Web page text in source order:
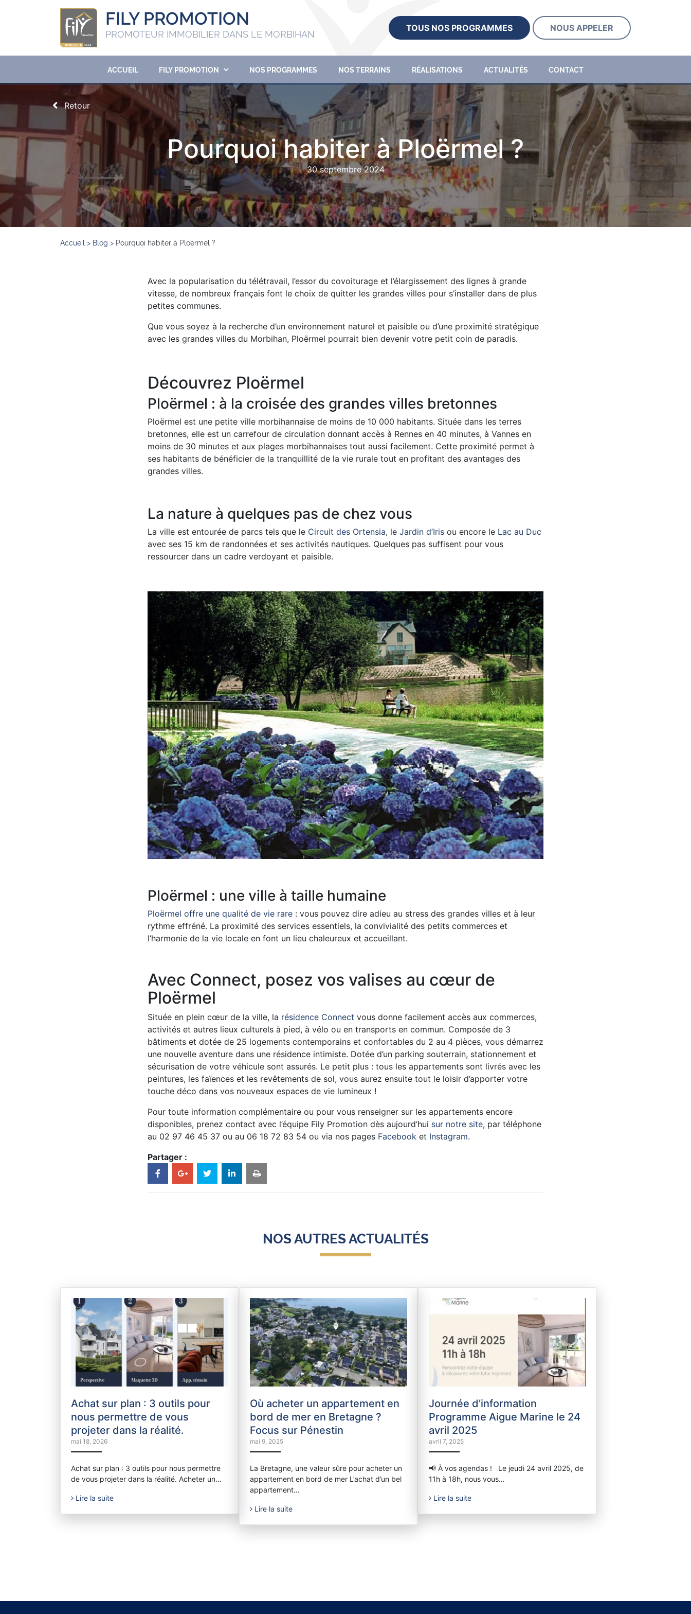
FILY PROMOTION
PROMOTEUR IMMOBILIER DANS LE MORBIHAN
TOUS NOS PROGRAMMES NOUS APPELER
ACCUEIL FILY PROMOTION NOS PROGRAMMES NOS TERRAINS RÉALISATIONS ACTUALITÉS CONTACT
Retour
Pourquoi habiter à Ploërmel ?
30 septembre 2024
Accueil > Blog > Pourquoi habiter à Ploërmel ?
Avec la popularisation du télétravail, l’essor du covoiturage et l’élargissement des lignes à grande
vitesse, de nombreux français font le choix de quitter les grandes villes pour s’installer dans de plus
petites communes.
Que vous soyez à la recherche d’un environnement naturel et paisible ou d’une proximité stratégique
avec les grandes villes du Morbihan, Ploërmel pourrait bien devenir votre petit coin de paradis.
Découvrez Ploërmel
Ploërmel : à la croisée des grandes villes bretonnes
Ploërmel est une petite ville morbihannaise de moins de 10 000 habitants. Située dans les terres
bretonnes, elle est un carrefour de circulation donnant accès à Rennes en 40 minutes, à Vannes en
moins de 30 minutes et aux plages morbihannaises tout aussi facilement. Cette proximité permet à
ses habitants de bénéficier de la tranquillité de la vie rurale tout en profitant des avantages des
grandes villes.
La nature à quelques pas de chez vous
La ville est entourée de parcs tels que le Circuit des Ortensia, le Jardin d’Iris ou encore le Lac au Duc
avec ses 15 km de randonnées et ses activités nautiques. Quelques pas suffisent pour vous
ressourcer dans un cadre verdoyant et paisible.
Ploërmel : une ville à taille humaine
Ploërmel offre une qualité de vie rare : vous pouvez dire adieu au stress des grandes villes et à leur
rythme effréné. La proximité des services essentiels, la convivialité des petits commerces et
l’harmonie de la vie locale en font un lieu chaleureux et accueillant.
Avec Connect, posez vos valises au cœur de
Ploërmel
Située en plein cœur de la ville, la résidence Connect vous donne facilement accès aux commerces,
activités et autres lieux culturels à pied, à vélo ou en transports en commun. Composée de 3
bâtiments et dotée de 25 logements contemporains et confortables du 2 au 4 pièces, vous démarrez
une nouvelle aventure dans une résidence intimiste. Dotée d’un parking souterrain, stationnement et
sécurisation de votre véhicule sont assurés. Le petit plus : tous les appartements sont livrés avec les
peintures, les faïences et les revêtements de sol, vous aurez ensuite tout le loisir d’apporter votre
touche déco dans vos nouveaux espaces de vie lumineux !
Pour toute information complémentaire ou pour vous renseigner sur les appartements encore
disponibles, prenez contact avec l’équipe Fily Promotion dès aujourd’hui sur notre site, par téléphone
au 02 97 46 45 37 ou au 06 18 72 83 54 ou via nos pages Facebook et Instagram.
Partager :
NOS AUTRES ACTUALITÉS
Achat sur plan : 3 outils pour
nous permettre de vous
projeter dans la réalité.
mai 18, 2026
Achat sur plan : 3 outils pour nous permettre
de vous projeter dans la réalité. Acheter un…
Lire la suite
Où acheter un appartement en
bord de mer en Bretagne ?
Focus sur Pénestin
mai 9, 2025
La Bretagne, une valeur sûre pour acheter un
appartement en bord de mer L’achat d’un bel
appartement…
Lire la suite
Journée d’information
Programme Aigue Marine le 24
avril 2025
avril 7, 2025
📢 À vos agendas ! Le jeudi 24 avril 2025, de
11h à 18h, nous vous…
Lire la suite